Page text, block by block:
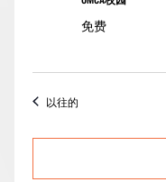
免费
以往的活动